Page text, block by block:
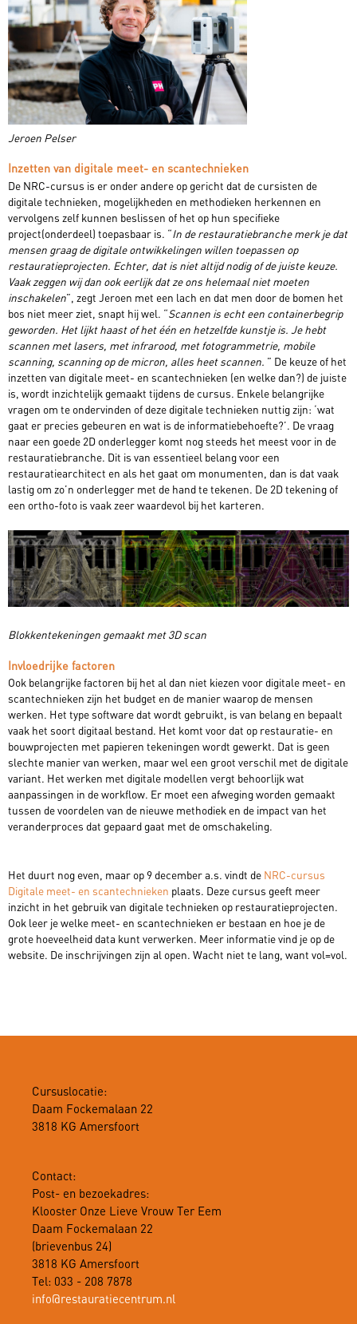
Cursuslocatie:
Daam Fockemalaan 22
3818 KG Amersfoort
Contact:
Post- en bezoekadres:
Klooster Onze Lieve Vrouw Ter Eem
Daam Fockemalaan 22
(brievenbus 24)
3818 KG Amersfoort
Tel: 033 - 208 7878
info@restauratiecentrum.nl
Jeroen Pelser
Inzetten van digitale meet- en scantechnieken
De NRC-cursus is er onder andere op gericht dat de cursisten de
digitale technieken, mogelijkheden en methodieken herkennen en
vervolgens zelf kunnen beslissen of het op hun specifieke
project(onderdeel) toepasbaar is. “In de restauratiebranche merk je dat
mensen graag de digitale ontwikkelingen willen toepassen op
restauratieprojecten. Echter, dat is niet altijd nodig of de juiste keuze.
Vaak zeggen wij dan ook eerlijk dat ze ons helemaal niet moeten
inschakelen”, zegt Jeroen met een lach en dat men door de bomen het
bos niet meer ziet, snapt hij wel. “Scannen is echt een containerbegrip
geworden. Het lijkt haast of het één en hetzelfde kunstje is. Je hebt
scannen met lasers, met infrarood, met fotogrammetrie, mobile
scanning, scanning op de micron, alles heet scannen. ” De keuze of het
inzetten van digitale meet- en scantechnieken (en welke dan?) de juiste
is, wordt inzichtelijk gemaakt tijdens de cursus. Enkele belangrijke
vragen om te ondervinden of deze digitale technieken nuttig zijn: ‘wat
gaat er precies gebeuren en wat is de informatiebehoefte?’. De vraag
naar een goede 2D onderlegger komt nog steeds het meest voor in de
restauratiebranche. Dit is van essentieel belang voor een
restauratiearchitect en als het gaat om monumenten, dan is dat vaak
lastig om zo’n onderlegger met de hand te tekenen. De 2D tekening of
een ortho-foto is vaak zeer waardevol bij het karteren.
Blokkentekeningen gemaakt met 3D scan
Invloedrijke factoren
Ook belangrijke factoren bij het al dan niet kiezen voor digitale meet- en
scantechnieken zijn het budget en de manier waarop de mensen
werken. Het type software dat wordt gebruikt, is van belang en bepaalt
vaak het soort digitaal bestand. Het komt voor dat op restauratie- en
bouwprojecten met papieren tekeningen wordt gewerkt. Dat is geen
slechte manier van werken, maar wel een groot verschil met de digitale
variant. Het werken met digitale modellen vergt behoorlijk wat
aanpassingen in de workflow. Er moet een afweging worden gemaakt
tussen de voordelen van de nieuwe methodiek en de impact van het
veranderproces dat gepaard gaat met de omschakeling.
Het duurt nog even, maar op 9 december a.s. vindt de NRC-cursus
Digitale meet- en scantechnieken plaats. Deze cursus geeft meer
inzicht in het gebruik van digitale technieken op restauratieprojecten.
Ook leer je welke meet- en scantechnieken er bestaan en hoe je de
grote hoeveelheid data kunt verwerken. Meer informatie vind je op de
website. De inschrijvingen zijn al open. Wacht niet te lang, want vol=vol.